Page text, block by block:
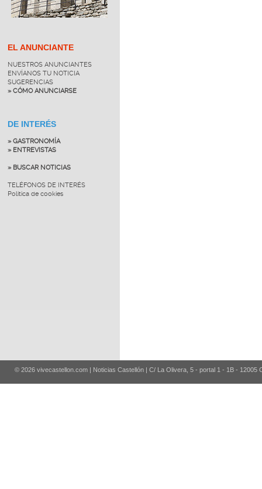
EL ANUNCIANTE
NUESTROS ANUNCIANTES
ENVÍANOS TU NOTICIA
SUGERENCIAS
» CÓMO ANUNCIARSE
DE INTERÉS
» GASTRONOMÍA
» ENTREVISTAS
» BUSCAR NOTICIAS
TELÉFONOS DE INTERÉS
Política de cookies
© 2026 vivecastellon.com | Noticias Castellón | C/ La Olivera, 5 - portal 1 - 1B - 12005